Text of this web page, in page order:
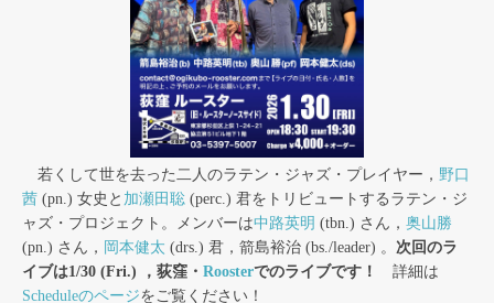
若くして世を去った二人のラテン・ジャズ・プレイヤー， 野口
茜 (pn.) 女史と 加瀬田聡 (perc.) 君をトリビュートするラテン・ジ
ャズ・プロジェクト。メンバーは中路英明 (tbn.) さん， 奥山勝
(pn.) さん， 岡本健太 (drs.) 君，箭島裕治 (bs./leader) 。 次回のラ
イブは1/30 (Fri.) ，荻窪・ Roosterでのライブです！
詳細は
Scheduleのページをご覧ください！